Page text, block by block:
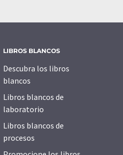
LIBROS BLANCOS
Descubra los libros
blancos
Libros blancos de
laboratorio
Libros blancos de
procesos